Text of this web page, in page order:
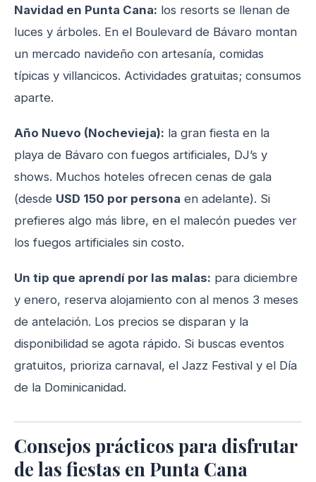
Navidad en Punta Cana: los resorts se llenan de
luces y árboles. En el Boulevard de Bávaro montan
un mercado navideño con artesanía, comidas
típicas y villancicos. Actividades gratuitas; consumos
aparte.
Año Nuevo (Nochevieja): la gran fiesta en la
playa de Bávaro con fuegos artificiales, DJ’s y
shows. Muchos hoteles ofrecen cenas de gala
(desde USD 150 por persona en adelante). Si
prefieres algo más libre, en el malecón puedes ver
los fuegos artificiales sin costo.
Un tip que aprendí por las malas: para diciembre
y enero, reserva alojamiento con al menos 3 meses
de antelación. Los precios se disparan y la
disponibilidad se agota rápido. Si buscas eventos
gratuitos, prioriza carnaval, el Jazz Festival y el Día
de la Dominicanidad.
Consejos prácticos para disfrutar
de las fiestas en Punta Cana